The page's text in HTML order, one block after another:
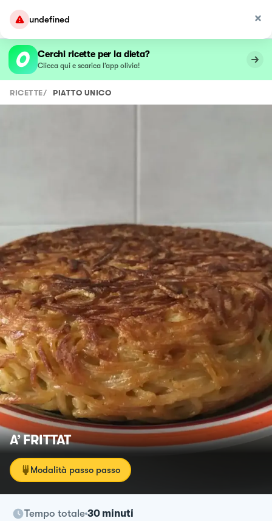
undefined
Cerchi ricette per la dieta?
Clicca qui e scarica l’app olivia!
RICETTE/ PIATTO UNICO
A’ FRITTAT
Modalità passo passo
Tempo totale 30 minuti